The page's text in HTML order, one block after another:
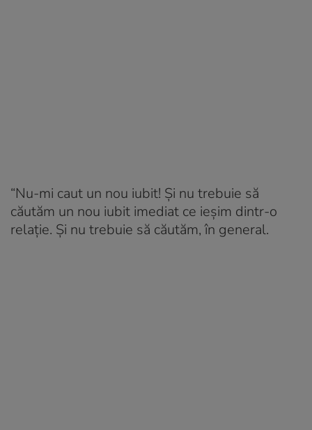
“Nu-mi caut un nou iubit! Și nu trebuie să
căutăm un nou iubit imediat ce ieșim dintr-o
relație. Și nu trebuie să căutăm, în general.